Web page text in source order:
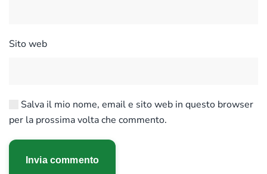
Sito web
Salva il mio nome, email e sito web in questo browser
per la prossima volta che commento.
Invia commento